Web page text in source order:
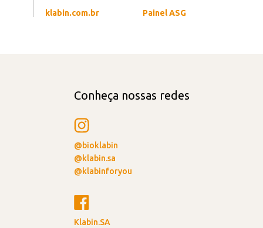
klabin.com.br Painel ASG
Conheça nossas redes
@bioklabin
@klabin.sa
@klabinforyou
Klabin.SA